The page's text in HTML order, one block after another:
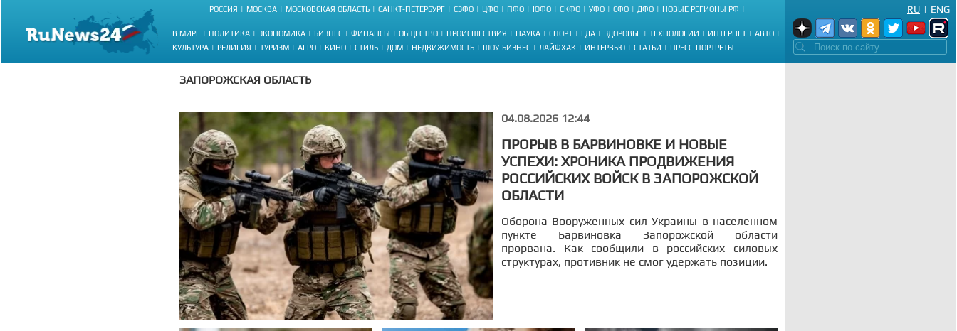
РОССИЯ МОСКВА МОСКОВСКАЯ ОБЛАСТЬ САНКТ-ПЕТЕРБУРГ СЗФО ЦФО ПФО ЮФО СКФО УФО СФО ДФО НОВЫЕ РЕГИОНЫ РФ
В МИРЕ ПОЛИТИКА ЭКОНОМИКА БИЗНЕС ФИНАНСЫ ОБЩЕСТВО ПРОИСШЕСТВИЯ НАУКА СПОРТ ЕДА ЗДОРОВЬЕ ТЕХНОЛОГИИ ИНТЕРНЕТ
АВТО
КУЛЬТУРА
РЕЛИГИЯ ТУРИЗМ АГРО КИНО СТИЛЬ ДОМ НЕДВИЖИМОСТЬ ШОУ-БИЗНЕС ЛАЙФХАК ИНТЕРВЬЮ СТАТЬИ ПРЕСС-ПОРТРЕТЫ
ENG
|
RU
ЗАПОРОЖСКАЯ ОБЛАСТЬ
04.08.2026 12:44
ПРОРЫВ В БАРВИНОВКЕ И НОВЫЕ
УСПЕХИ: ХРОНИКА ПРОДВИЖЕНИЯ
РОССИЙСКИХ ВОЙСК В ЗАПОРОЖСКОЙ
ОБЛАСТИ
Оборона Вооруженных сил Украины в населенном
пункте Барвиновка Запорожской области
прорвана. Как сообщили в российских силовых
структурах, противник не смог удержать позиции.